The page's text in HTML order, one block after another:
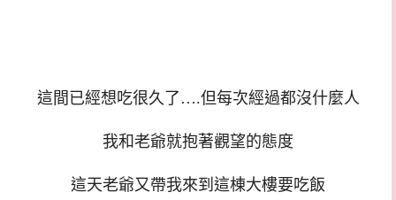
這間已經想吃很久了….但每次經過都沒什麼人
我和老爺就抱著觀望的態度
這天老爺又帶我來到這棟大樓要吃飯